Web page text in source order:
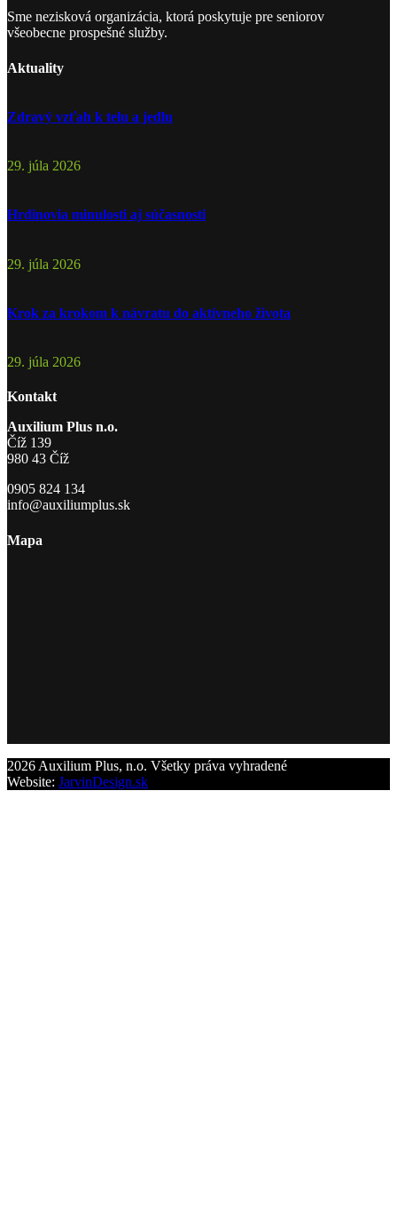
Sme nezisková organizácia, ktorá poskytuje pre seniorov
všeobecne prospešné služby.
Aktuality
Zdravý vzťah k telu a jedlu
29. júla 2026
Hrdinovia minulosti aj súčasnosti
29. júla 2026
Krok za krokom k návratu do aktívneho života
29. júla 2026
Kontakt
Auxilium Plus n.o.
Číž 139
980 43 Číž
0905 824 134
info@auxiliumplus.sk
Mapa
2026 Auxilium Plus, n.o. Všetky práva vyhradené
Website: JarvinDesign.sk